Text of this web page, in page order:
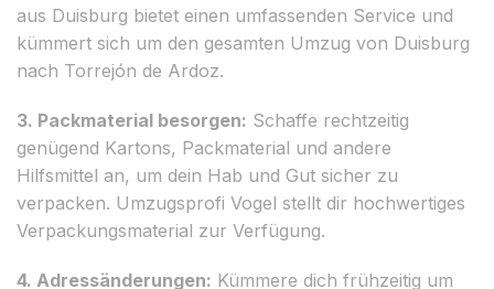
aus Duisburg bietet einen umfassenden Service und
kümmert sich um den gesamten Umzug von Duisburg
nach Torrejón de Ardoz.
3. Packmaterial besorgen: Schaffe rechtzeitig
genügend Kartons, Packmaterial und andere
Hilfsmittel an, um dein Hab und Gut sicher zu
verpacken. Umzugsprofi Vogel stellt dir hochwertiges
Verpackungsmaterial zur Verfügung.
4. Adressänderungen: Kümmere dich frühzeitig um